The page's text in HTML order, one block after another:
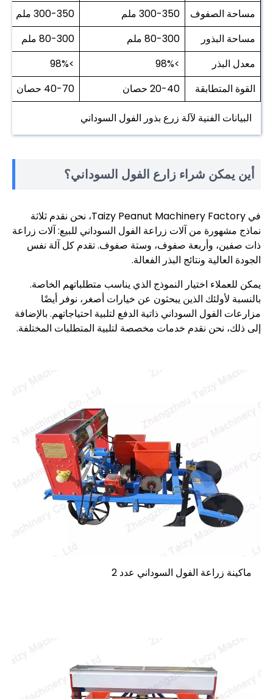
مساحة الصفوف
300-350 ملم
300-350 ملم
مساحة البذور
80-300 ملم
80-300 ملم
معدل البذر
>98%
>98%
القوة المتطابقة
20-40 حصان 40-70 حصان
البيانات الفنية لآلة زرع بذور الفول السوداني
أين يمكن شراء زارع الفول السوداني؟
في Taizy Peanut Machinery Factory، نحن نقدم ثلاثة
نماذج مشهورة من آلات زراعة الفول السوداني للبيع: آلات زراعة
ذات صفين، وأربعة صفوف، وستة صفوف. تقدم كل آلة نفس
الجودة العالية ونتائج البذر الفعالة.
يمكن للعملاء اختيار النموذج الذي يناسب متطلباتهم الخاصة.
بالنسبة لأولئك الذين يبحثون عن خيارات أصغر، نوفر أيضًا
مزارعات الفول السوداني ذاتية الدفع لتلبية احتياجاتهم. بالإضافة
إلى ذلك، نحن نقدم خدمات مخصصة لتلبية المتطلبات المختلفة.
ماكينة زراعة الفول السوداني عدد 2